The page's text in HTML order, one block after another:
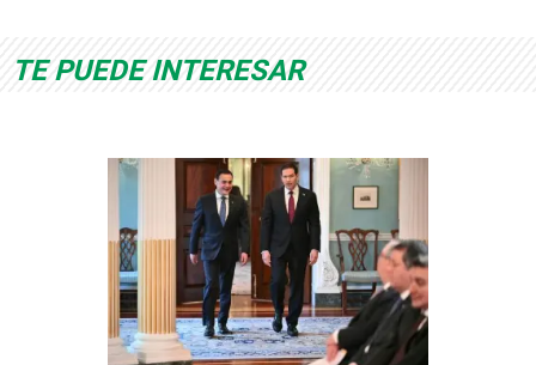
TE PUEDE INTERESAR